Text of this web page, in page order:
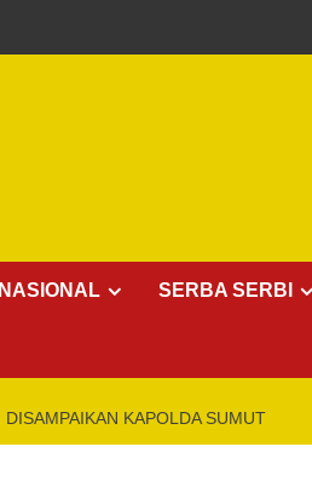
NASIONAL SERBA SERBI
KAPOLDA SUMUT